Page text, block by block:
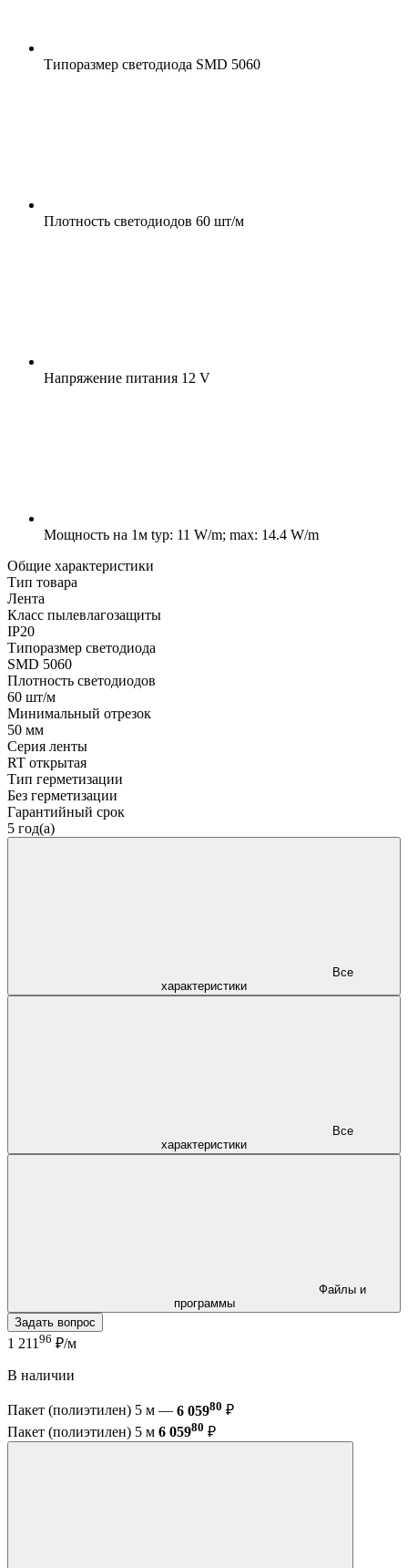
Типоразмер светодиода SMD 5060
Плотность светодиодов 60 шт/м
Напряжение питания 12 V
Мощность на 1м typ: 11 W/m; max: 14.4 W/m
Общие характеристики
Тип товара
Лента
Класс пылевлагозащиты
IP20
Типоразмер светодиода
SMD 5060
Плотность светодиодов
60 шт/м
Минимальный отрезок
50 мм
Серия ленты
RT открытая
Тип герметизации
Без герметизации
Гарантийный срок
5 год(а)
характеристики
характеристики
программы
Задать вопрос
1 211 96 ₽/м
В наличии
Пакет (полиэтилен) 5 м — 6 05980 ₽
Пакет (полиэтилен) 5 м 6 05980 ₽